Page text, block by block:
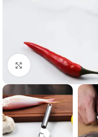
Click to enlarge